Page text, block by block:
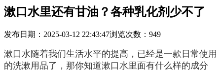
漱口水里还有甘油？各种乳化剂少不了
发布日期：2025-03-12 22:43:47浏览次数： 949
漱口水随着我们生活水平的提高，已经是一款日常使用
的洗漱用品了，那你知道漱口水里面有什么样的成分